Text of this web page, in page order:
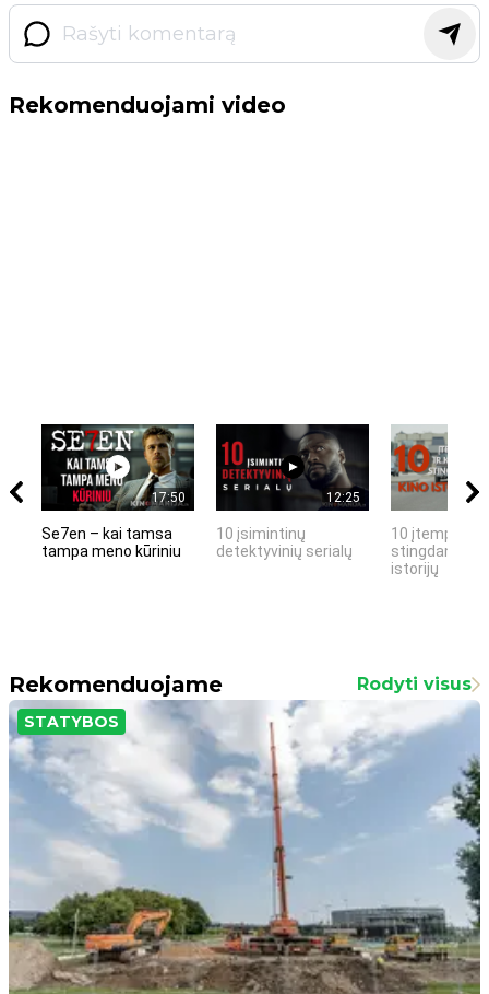
Rekomenduojami video
17:50
Se7en – kai tamsa
tampa meno kūriniu
12:25
10 įsimintinų
detektyvinių serialų
10 įtemptų,
stingdančių
istorijų
Rekomenduojame Rodyti visus
STATYBOS